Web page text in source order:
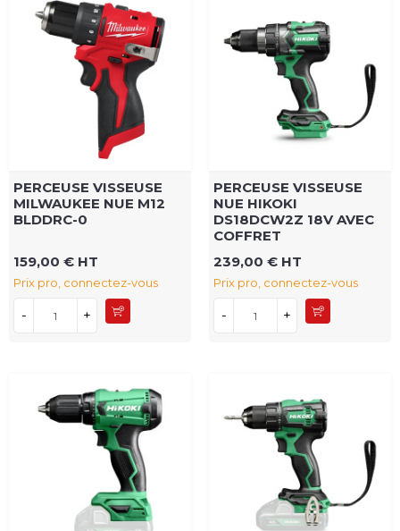
PERCEUSE VISSEUSE
MILWAUKEE NUE M12
BLDDRC-0
159,00 € HT
Prix pro, connectez-vous
- +
PERCEUSE VISSEUSE
NUE HIKOKI
DS18DCW2Z 18V AVEC
COFFRET
239,00 € HT
Prix pro, connectez-vous
- +